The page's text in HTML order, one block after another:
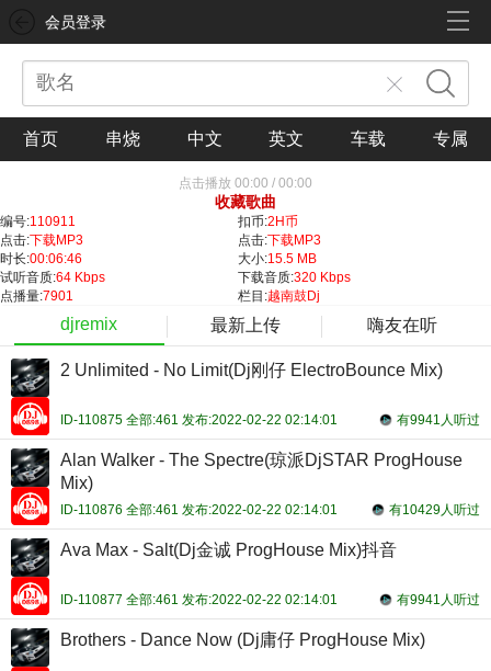
会员登录
首页 串烧 中文 英文 车载 专属
点击播放 00:00 / 00:00
收藏歌曲
编号:110911 扣币:2H币
点击:下载MP3 点击:下载MP3
时长:00:06:46 大小:15.5 MB
试听音质:64 Kbps 下载音质:320 Kbps
点播量:7901 栏目:越南鼓Dj
djremix 最新上传 嗨友在听
2 Unlimited - No Limit(Dj刚仔 ElectroBounce Mix)
有9941人听过
ID-110875 全部:461 发布:2022-02-22 02:14:01
Alan Walker - The Spectre(琼派DjSTAR ProgHouse
Mix)
有10429人听过
ID-110876 全部:461 发布:2022-02-22 02:14:01
Ava Max - Salt(Dj金诚 ProgHouse Mix)抖音
有9941人听过
ID-110877 全部:461 发布:2022-02-22 02:14:01
Brothers - Dance Now (Dj庸仔 ProgHouse Mix)